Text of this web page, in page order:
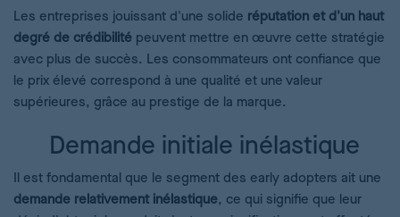
Les entreprises jouissant d'une solide réputation et d'un haut
degré de crédibilité peuvent mettre en œuvre cette stratégie
avec plus de succès. Les consommateurs ont confiance que
le prix élevé correspond à une qualité et une valeur
supérieures, grâce au prestige de la marque.
Demande initiale inélastique
Il est fondamental que le segment des early adopters ait une
demande relativement inélastique, ce qui signifie que leur